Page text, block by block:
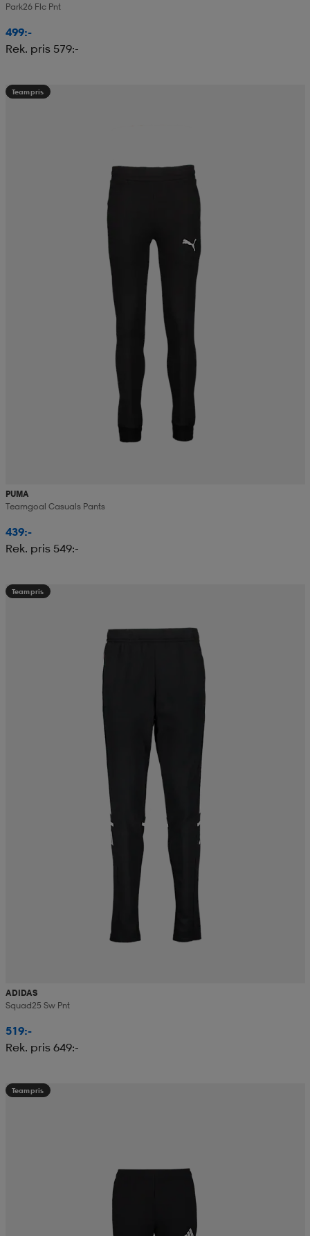
Park26 Flc Pnt
499:-
Rek. pris 579:-
Teampris
PUMA
Teamgoal Casuals Pants
439:-
Rek. pris 549:-
Teampris
ADIDAS
Squad25 Sw Pnt
519:-
Rek. pris 649:-
Teampris